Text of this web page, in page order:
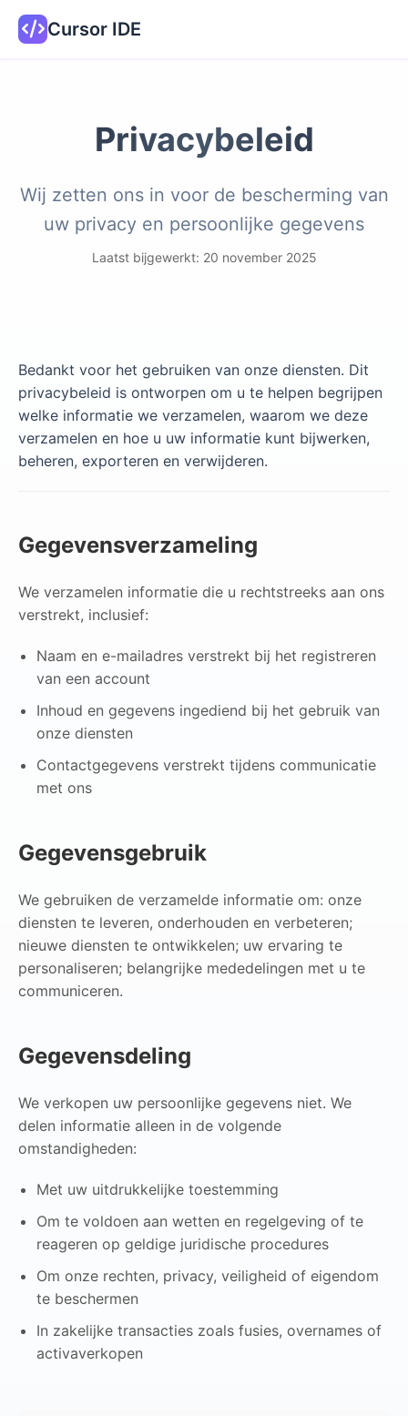
Cursor IDE
Privacybeleid
Wij zetten ons in voor de bescherming van
uw privacy en persoonlijke gegevens
Laatst bijgewerkt: 20 november 2025
Bedankt voor het gebruiken van onze diensten. Dit
privacybeleid is ontworpen om u te helpen begrijpen
welke informatie we verzamelen, waarom we deze
verzamelen en hoe u uw informatie kunt bijwerken,
beheren, exporteren en verwijderen.
Gegevensverzameling
We verzamelen informatie die u rechtstreeks aan ons
verstrekt, inclusief:
Naam en e-mailadres verstrekt bij het registreren
van een account
Inhoud en gegevens ingediend bij het gebruik van
onze diensten
Contactgegevens verstrekt tijdens communicatie
met ons
Gegevensgebruik
We gebruiken de verzamelde informatie om: onze
diensten te leveren, onderhouden en verbeteren;
nieuwe diensten te ontwikkelen; uw ervaring te
personaliseren; belangrijke mededelingen met u te
communiceren.
Gegevensdeling
We verkopen uw persoonlijke gegevens niet. We
delen informatie alleen in de volgende
omstandigheden:
Met uw uitdrukkelijke toestemming
Om te voldoen aan wetten en regelgeving of te
reageren op geldige juridische procedures
Om onze rechten, privacy, veiligheid of eigendom
te beschermen
In zakelijke transacties zoals fusies, overnames of
activaverkopen